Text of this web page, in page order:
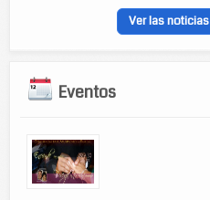
Ver las noticias
Eventos